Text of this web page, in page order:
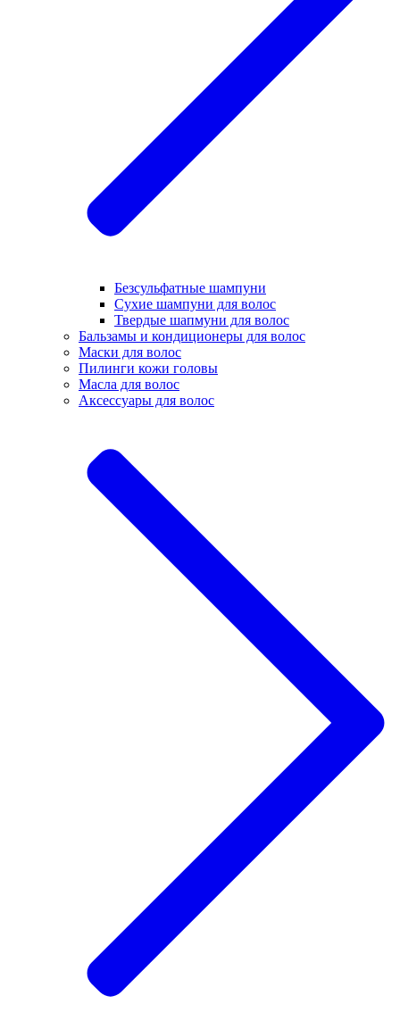
Безсульфатные шампуни
Сухие шампуни для волос
Твердые шапмуни для волос
Бальзамы и кондиционеры для волос
Маски для волос
Пилинги кожи головы
Масла для волос
Аксессуары для волос